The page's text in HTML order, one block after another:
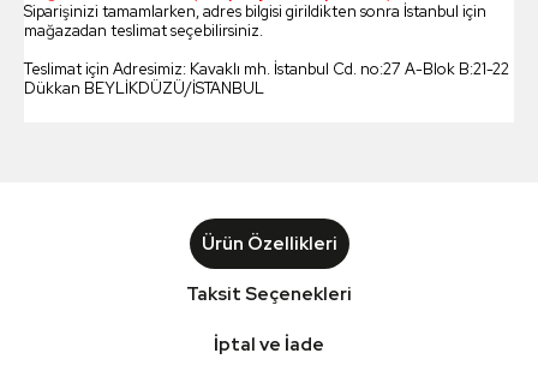
Siparişinizi tamamlarken, adres bilgisi girildikten sonra İstanbul için
mağazadan teslimat seçebilirsiniz.
Teslimat için Adresimiz: Kavaklı mh. İstanbul Cd. no:27 A-Blok B:21-22
Dükkan BEYLİKDÜZÜ/İSTANBUL
Ürün Özellikleri
Taksit Seçenekleri
İptal ve İade